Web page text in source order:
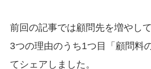
前回の記事では顧問先を増やし
3つの理由のうち1つ目「顧問料
てシェアしました。